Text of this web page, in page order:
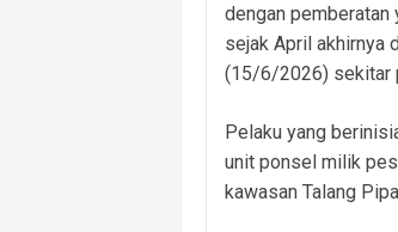
dengan pemberatan
sejak April akhirnya
(15/6/2026) sekitar
Pelaku yang
unit ponsel milik
kawasan Talang